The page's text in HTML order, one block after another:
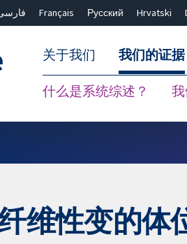
Français Русский Hrvatski
关于我们 我们的证据
什么是系统综述？
维性变的体